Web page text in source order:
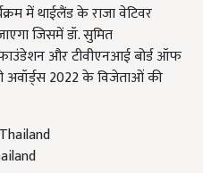
में थाईलैंड के राजा वेटिवर
जिसमें डॉ. सुमित
और टीवीएनआई बोर्ड ऑफ
अवॉर्ड्स 2022के विजेताओं की